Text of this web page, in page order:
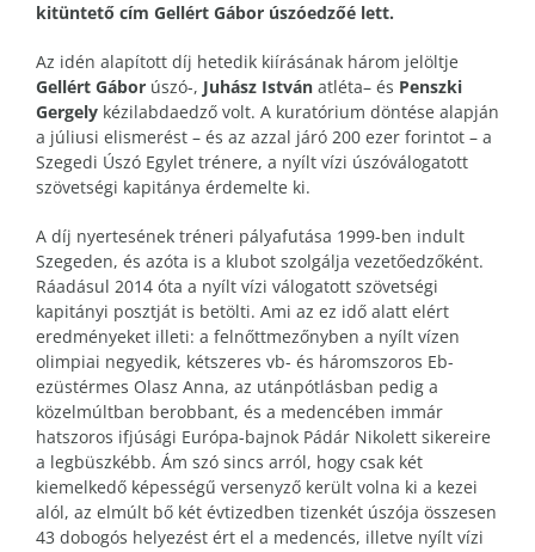
kitüntető cím Gellért Gábor úszóedzőé lett.
Az idén alapított díj hetedik kiírásának három jelöltje
Gellért Gábor úszó-, Juhász István atléta– és Penszki
Gergely kézilabdaedző volt. A kuratórium döntése alapján
a júliusi elismerést – és az azzal járó 200 ezer forintot – a
Szegedi Úszó Egylet trénere, a nyílt vízi úszóválogatott
szövetségi kapitánya érdemelte ki.
A díj nyertesének tréneri pályafutása 1999-ben indult
Szegeden, és azóta is a klubot szolgálja vezetőedzőként.
Ráadásul 2014 óta a nyílt vízi válogatott szövetségi
kapitányi posztját is betölti. Ami az ez idő alatt elért
eredményeket illeti: a felnőttmezőnyben a nyílt vízen
olimpiai negyedik, kétszeres vb- és háromszoros Eb-
ezüstérmes Olasz Anna, az utánpótlásban pedig a
közelmúltban berobbant, és a medencében immár
hatszoros ifjúsági Európa-bajnok Pádár Nikolett sikereire
a legbüszkébb. Ám szó sincs arról, hogy csak két
kiemelkedő képességű versenyző került volna ki a kezei
alól, az elmúlt bő két évtizedben tizenkét úszója összesen
43 dobogós helyezést ért el a medencés, illetve nyílt vízi